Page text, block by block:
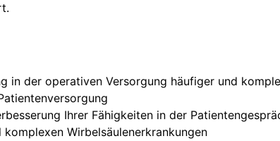
in der operativen Versorgung häufiger und
Ihrer Fähigkeiten in der
Wirbelsäulenerkrankungen